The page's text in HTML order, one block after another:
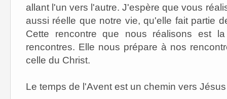
allant l'un vers l'autre. J'espère que vous
aussi réelle que notre vie, qu'elle fait partie
Cette rencontre que nous réalisons est
rencontres. Elle nous prépare à nos
celle du Christ.
Le temps de l'Avent est un chemin vers